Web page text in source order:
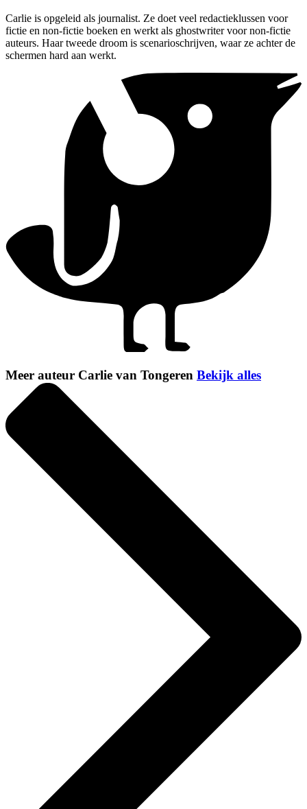
Carlie is opgeleid als journalist. Ze doet veel redactieklussen voor
fictie en non-fictie boeken en werkt als ghostwriter voor non-fictie
auteurs. Haar tweede droom is scenarioschrijven, waar ze achter de
schermen hard aan werkt.
Meer auteur Carlie van Tongeren Bekijk alles